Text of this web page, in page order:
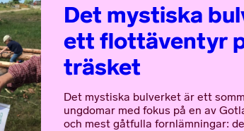
Det mystiska
ett flottäventyr
träsket
Det mystiska bulverket är ett
ungdomar med fokus på en av
och mest gåtfulla fornlämningar: